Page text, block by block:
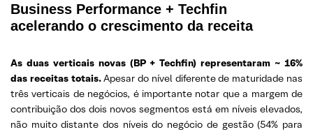
Business Performance + Techfin
acelerando o crescimento da receita
As duas verticais novas (BP + Techfin) representaram ~ 16%
das receitas totais.Apesar do nível diferente de maturidade nas
três verticais de negócios, é importante notar que a margem de
contribuição dos dois novos segmentos está em níveis elevados,
não muito distante dos níveis do negócio de gestão (54% para